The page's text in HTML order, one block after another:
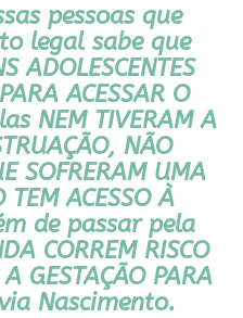
pessoas que
legal sabe que
ADOLESCENTES
ACESSAR O
NEM TIVERAM A
, NÃO
SOFRERAM UMA
TEM ACESSO À
de passar pela
CORREM RISCO
GESTAÇÃO PARA
Nascimento.